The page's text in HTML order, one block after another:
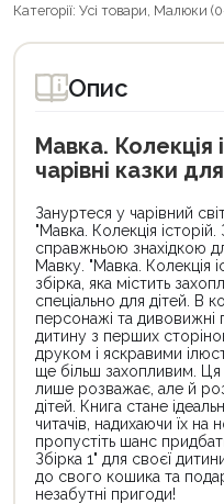
Категорії: Усі товари, Малюки
Опис
Мавка. Колекція
чарівні казки
Зануртеся у чарівний
"Мавка. Колекція
справжньою знахідкою
Мавку. "Мавка. Колекція
збірка, яка містить
спеціально для дітей. В
персонажі та дивовижні
дитину з перших
друком і яскравими
ще більш захопливим.
лише розважає, але й
дітей. Книга стане
читачів, надихаючи їх на
пропустіть шанс
Збірка 1" для своєї
до свого кошика та
незабутні пригоди!